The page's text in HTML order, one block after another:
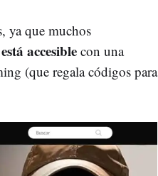
ya que muchos
accesible con una
(que regala códigos para